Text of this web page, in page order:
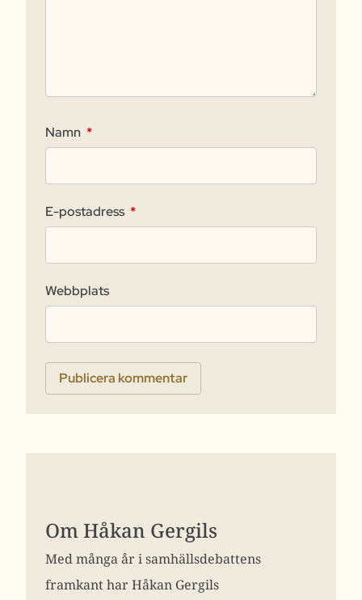
Namn *
E-postadress *
Webbplats
Om Håkan Gergils
Med många år i samhällsdebattens
framkant har Håkan Gergils